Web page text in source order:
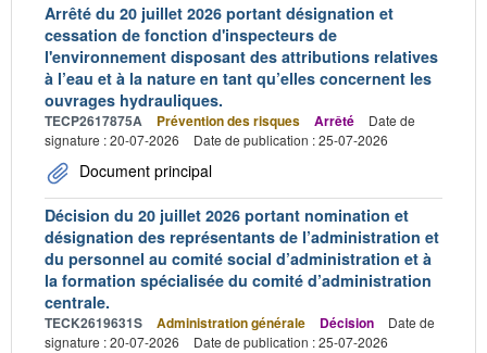
Arrêté du 20 juillet 2026 portant désignation et
cessation de fonction d'inspecteurs de
l'environnement disposant des attributions relatives
à l’eau et à la nature en tant qu’elles concernent les
ouvrages hydrauliques.
TECP2617875A Prévention des risques Arrêté
Date de
signature : 20-07-2026
Date de publication : 25-07-2026
Document principal
Décision du 20 juillet 2026 portant nomination et
désignation des représentants de l’administration et
du personnel au comité social d’administration et à
la formation spécialisée du comité d’administration
centrale.
TECK2619631S Administration générale Décision
Date de
signature : 20-07-2026
Date de publication : 25-07-2026